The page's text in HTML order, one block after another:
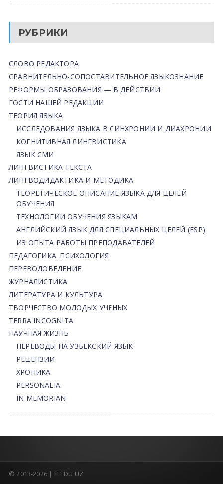
РУБРИКИ
СЛОВО РЕДАКТОРА
СРАВНИТЕЛЬНО-СОПОСТАВИТЕЛЬНОЕ ЯЗЫКОЗНАНИЕ
РЕФОРМЫ ОБРАЗОВАНИЯ — В ДЕЙСТВИИ
ГОСТИ НАШЕЙ РЕДАКЦИИ
ТЕОРИЯ ЯЗЫКА
ИССЛЕДОВАНИЯ ЯЗЫКА В СИНХРОНИИ И ДИАХРОНИИ
КОГНИТИВНАЯ ЛИНГВИСТИКА
ЯЗЫК СМИ
ЛИНГВИСТИКА ТЕКСТА
ЛИНГВОДИДАКТИКА И МЕТОДИКА
ТЕОРЕТИЧЕСКОЕ ОПИСАНИЕ ЯЗЫКА ДЛЯ ЦЕЛЕЙ
ОБУЧЕНИЯ
ТЕХНОЛОГИИ ОБУЧЕНИЯ ЯЗЫКАМ
АНГЛИЙСКИЙ ЯЗЫК ДЛЯ СПЕЦИАЛЬНЫХ ЦЕЛЕЙ (ESP)
ИЗ ОПЫТА РАБОТЫ ПРЕПОДАВАТЕЛЕЙ
ПЕДАГОГИКА. ПСИХОЛОГИЯ
ПЕРЕВОДОВЕДЕНИЕ
ЖУРНАЛИСТИКА
ЛИТЕРАТУРА И КУЛЬТУРА
ТВОРЧЕСТВО МОЛОДЫХ УЧЕНЫХ
TERRA INCOGNITA
НАУЧНАЯ ЖИЗНЬ
ПЕРЕВОДЫ НА УЗБЕКСКИЙ ЯЗЫК
РЕЦЕНЗИИ
ХРОНИКА
PERSONALIA
IN MEMORIAN
© 2013-2026 | FLEDU.UZ